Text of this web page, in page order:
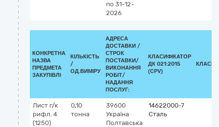
по 31-12-
2026
КОНКРЕТНА
НАЗВА
ПРЕДМЕТА
ЗАКУПІВЛІ
КІЛЬКІСТЬ
/
ОД.ВИМІРУ
АДРЕСА
ДОСТАВКИ /
СТРОК
ПОСТАВКИ/
ВИКОНАННЯ
РОБІТ/
НАДАННЯ
ПОСЛУГ:
КЛАСИФІКАТОР
ДК 021:2015
(CPV)
Лист г/к
рифл. 4
(1250)
0,10
тонна
39600
Україна
Полтавська
14622000-7
Сталь